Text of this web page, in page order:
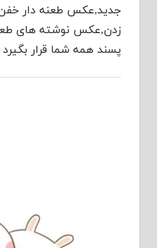
جدید,عکس طعنه دار
زدن,عکس نوشته های
پسند همه شما قرار بگیرد